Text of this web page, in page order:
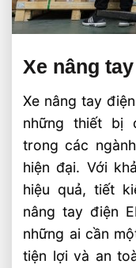
Xe nâng
Xe nâng tay
những thiết bị
trong các
hiện đại. Với
hiệu quả, tiết
nâng tay điện
những ai cần
tiện lợi và an